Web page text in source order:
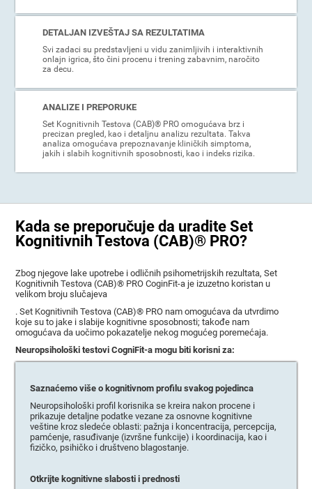
DETALJAN IZVEŠTAJ SA REZULTATIMA
Svi zadaci su predstavljeni u vidu zanimljivih i interaktivnih
onlajn igrica, što čini procenu i trening zabavnim, naročito
za decu.
ANALIZE I PREPORUKE
Set Kognitivnih Testova (CAB)® PRO omogućava brz i
precizan pregled, kao i detaljnu analizu rezultata. Takva
analiza omogućava prepoznavanje kliničkih simptoma,
jakih i slabih kognitivnih sposobnosti, kao i indeks rizika.
Kada se preporučuje da uradite Set
Kognitivnih Testova (CAB)® PRO?
Zbog njegove lake upotrebe i odličnih psihometrijskih rezultata, Set
Kognitivnih Testova (CAB)® PRO CoginFit-a je izuzetno koristan u
velikom broju slučajeva
. Set Kognitivnih Testova (CAB)® PRO nam omogućava da utvrdimo
koje su to jake i slabije kognitivne sposobnosti; takođe nam
omogućava da uočimo pokazatelje nekog mogućeg poremećaja.
Neuropsihološki testovi CogniFit-a mogu biti korisni za:
Saznaćemo više o kognitivnom profilu svakog pojedinca
Neuropsihološki profil korisnika se kreira nakon procene i
prikazuje detaljne podatke vezane za osnovne kognitivne
veštine kroz sledeće oblasti: pažnja i koncentracija, percepcija,
pamćenje, rasuđivanje (izvršne funkcije) i koordinacija, kao i
fizičko, psihičko i društveno blagostanje.
Otkrijte kognitivne slabosti i prednosti